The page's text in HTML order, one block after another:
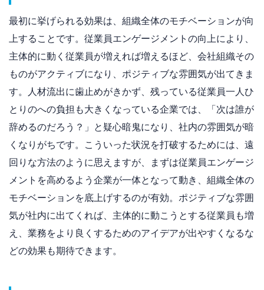
最初に挙げられる効果は、組織全体のモチベーションが向
上することです。従業員エンゲージメントの向上により、
主体的に動く従業員が増えれば増えるほど、会社組織その
ものがアクティブになり、ポジティブな雰囲気が出てきま
す。人材流出に歯止めがきかず、残っている従業員一人ひ
とりのへの負担も大きくなっている企業では、「次は誰が
辞めるのだろう？」と疑心暗鬼になり、社内の雰囲気が暗
くなりがちです。こういった状況を打破するためには、遠
回りな方法のように思えますが、まずは従業員エンゲージ
メントを高めるよう企業が一体となって動き、組織全体の
モチベーションを底上げするのが有効。ポジティブな雰囲
気が社内に出てくれば、主体的に動こうとする従業員も増
え、業務をより良くするためのアイデアが出やすくなるな
どの効果も期待できます。